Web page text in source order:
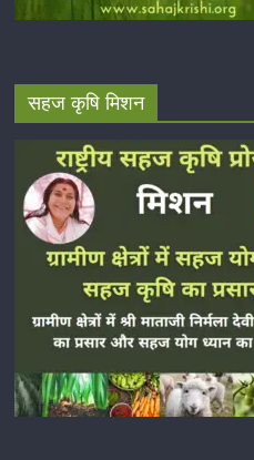
सहज कृषि मिशन